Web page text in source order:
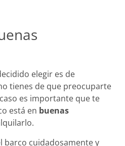
elegir es de
tienes de que preocuparte
es importante que te
está en buenas
barco cuidadosamente y